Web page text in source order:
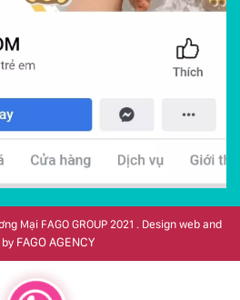
Mại FAGO GROUP 2021 . Design web and
by FAGO AGENCY